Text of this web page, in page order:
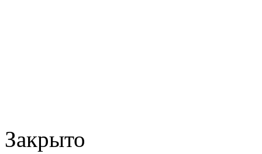
Закрыто